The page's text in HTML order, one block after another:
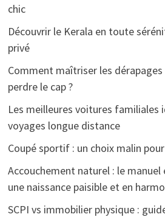
chic
Découvrir le Kerala en toute
privé
Comment maîtriser les dérapages
perdre le cap ?
Les meilleures voitures familiales
voyages longue distance
Coupé sportif : un choix malin
Accouchement naturel : le
une naissance paisible et en
SCPI vs immobilier physique :